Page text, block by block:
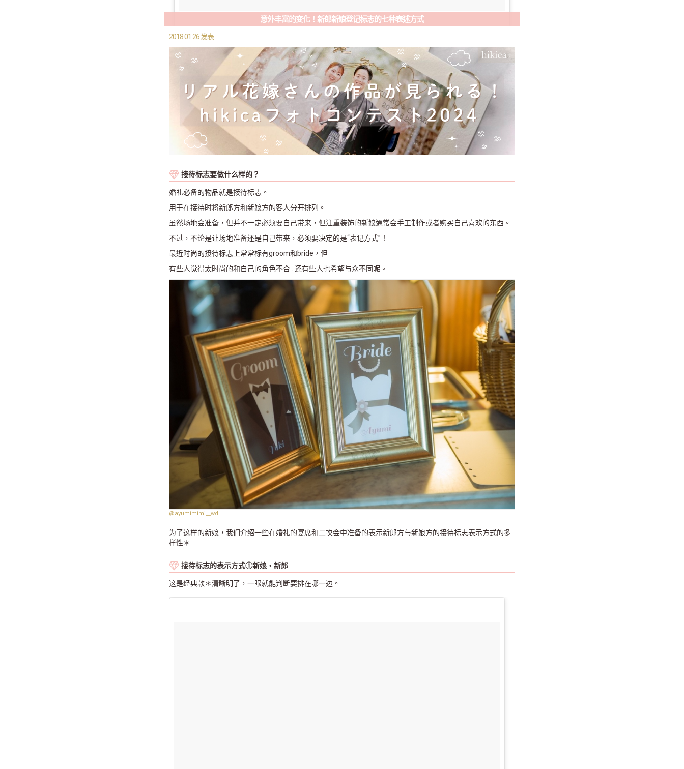
意外丰富的变化！新郎新娘登记标志的七种表述方式
2018.01.26 发表
接待标志要做什么样的？
婚礼必备的物品就是接待标志。
用于在接待时将新郎方和新娘方的客人分开排列。
虽然场地会准备，但并不一定必须要自己带来，但注重装饰的新娘通常会手工制作或者购买自己喜欢的东西。
不过，不论是让场地准备还是自己带来，必须要决定的是“表记方式”！
最近时尚的接待标志上常常标有groom和bride，但
有些人觉得太时尚的和自己的角色不合...还有些人也希望与众不同呢。
@ayumimimi__wd
为了这样的新娘，我们介绍一些在婚礼的宴席和二次会中准备的表示新郎方与新娘方的接待标志表示方式的多
样性＊
接待标志的表示方式①新娘・新郎
这是经典款＊清晰明了，一眼就能判断要排在哪一边。